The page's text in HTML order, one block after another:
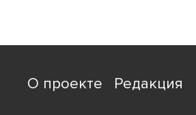
О проекте Редакция